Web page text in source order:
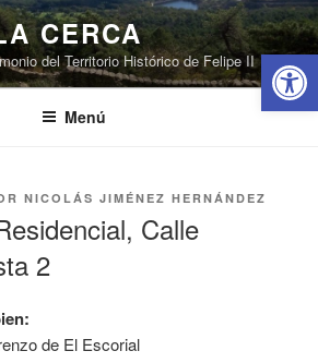
Abrir
CERCA
del Territorio Histórico de Felipe II
Menú
NICOLÁS JIMÉNEZ HERNÁNDEZ
Calle
2
de El Escorial